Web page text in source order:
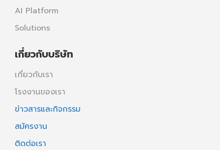
AI Platform
Solutions
เกี่ยวกับบริษัท
เกี่ยวกับเรา
โรงงานของเรา
ข่าวสารและกิจกรรม
สมัครงาน
ติดต่อเรา